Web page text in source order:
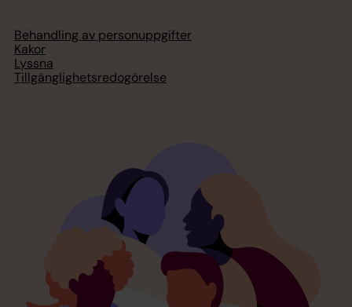
Behandling av personuppgifter
Kakor
Lyssna
Tillgänglighetsredogörelse